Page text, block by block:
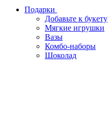
Подарки
Добавьте к букету
Мягкие игрушки
Вазы
Комбо-наборы
Шоколад